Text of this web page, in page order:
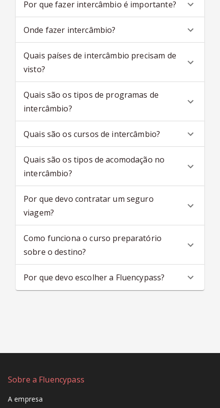
Por que fazer intercâmbio é importante?
Onde fazer intercâmbio?
Quais países de intercâmbio precisam de
visto?
Quais são os tipos de programas de
intercâmbio?
Quais são os cursos de intercâmbio?
Quais são os tipos de acomodação no
intercâmbio?
Por que devo contratar um seguro
viagem?
Como funciona o curso preparatório
sobre o destino?
Por que devo escolher a Fluencypass?
Sobre a Fluencypass
A empresa